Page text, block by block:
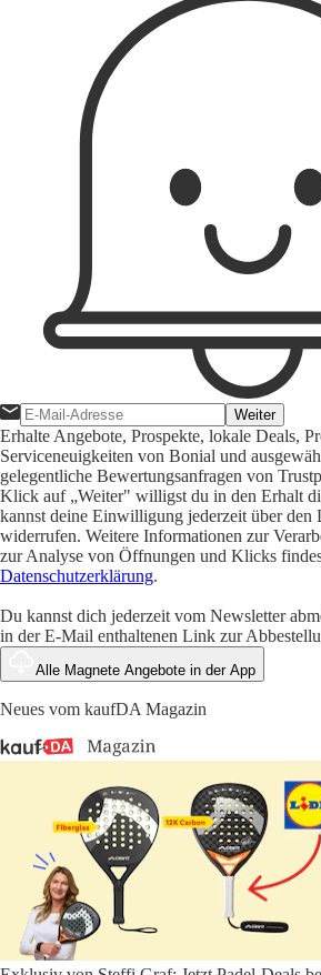
Weiter
Erhalte Angebote, Prospekte, lokale Deals,
Serviceneuigkeiten von Bonial und
gelegentliche Bewertungsanfragen von
Klick auf „Weiter" willigst du in den Erhalt
kannst deine Einwilligung jederzeit über
widerrufen. Weitere Informationen zur
zur Analyse von Öffnungen und Klicks
Datenschutzerklärung.
Du kannst dich jederzeit vom Newsletter
in der E-Mail enthaltenen Link zur
Alle Magnete Angebote in der App
Neues vom kaufDA Magazin